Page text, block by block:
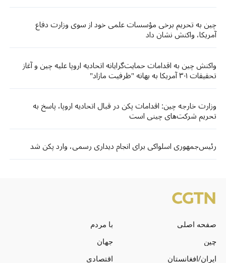
چین به تحریم برخی مؤسسات علمی خود از سوی وزارت دفاع
آمریکا، واکنش نشان داد
واکنش چین به اقدامات حمایت‌گرایانه اتحادیه اروپا علیه چین و آغاز
تحقیقات ۳۰۱ آمریکا به بهانه "ظرفیت مازاد"
وزارت خارجه چین: اقدامات پکن در قبال اتحادیه اروپا، پاسخ به
تحریم شرکت‌های چینی است
رئیس‌جمهوری اسلواکی برای انجام دیداری رسمی، وارد پکن شد
صفحه اصلی
با مردم
چین
جهان
ایران/افغانستان
اقتصادی